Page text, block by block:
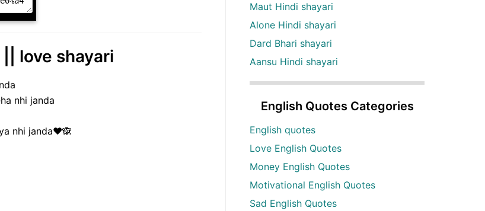
love shayari
nhi janda
nhi janda❤🙈
Maut Hindi shayari
Alone Hindi shayari
Dard Bhari shayari
Aansu Hindi shayari
English Quotes Categories
English quotes
Love English Quotes
Money English Quotes
Motivational English Quotes
Sad English Quotes